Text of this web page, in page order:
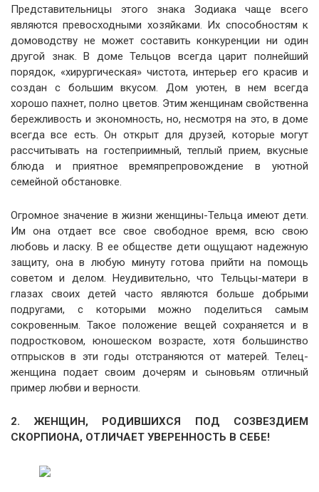
Представительницы этого знака Зодиака чаще всего
являются превосходными хозяйками. Их способностям к
домоводству не может составить конкуренции ни один
другой знак. В доме Тельцов всегда царит полнейший
порядок, «хирургическая» чистота, интерьер его красив и
создан с большим вкусом. Дом уютен, в нем всегда
хорошо пахнет, полно цветов. Этим женщинам свойственна
бережливость и экономность, но, несмотря на это, в доме
всегда все есть. Он открыт для друзей, которые могут
рассчитывать на гостеприимный, теплый прием, вкусные
блюда и приятное времяпрепровождение в уютной
семейной обстановке.
Огромное значение в жизни женщины-Тельца имеют дети.
Им она отдает все свое свободное время, всю свою
любовь и ласку. В ее обществе дети ощущают надежную
защиту, она в любую минуту готова прийти на помощь
советом и делом. Неудивительно, что Тельцы-матери в
глазах своих детей часто являются больше добрыми
подругами, с которыми можно поделиться самым
сокровенным. Такое положение вещей сохраняется и в
подростковом, юношеском возрасте, хотя большинство
отпрысков в эти годы отстраняются от матерей. Телец-
женщина подает своим дочерям и сыновьям отличный
пример любви и верности.
2. ЖЕНЩИН, РОДИВШИХСЯ ПОД СОЗВЕЗДИЕМ
СКОРПИОНА, ОТЛИЧАЕТ УВЕРЕННОСТЬ В СЕБЕ!